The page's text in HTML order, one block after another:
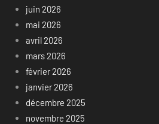
juin 2026
mai 2026
avril 2026
mars 2026
février 2026
janvier 2026
décembre 2025
novembre 2025